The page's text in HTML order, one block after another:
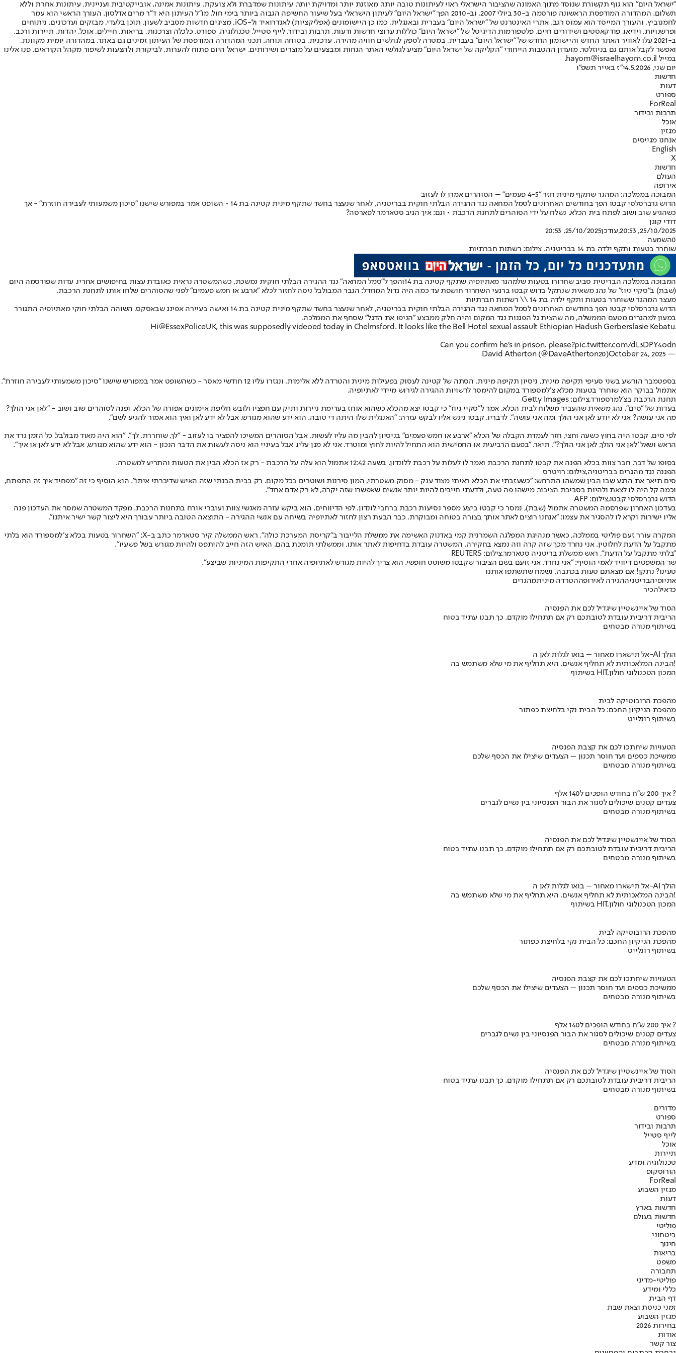
"ישראל היום" הוא גוף תקשורת שנוסד מתוך האמונה שהציבור הישראלי ראוי לעיתונות טובה יותר, מאוזנת יותר ומדויקת יותר. עיתונות שמדברת ולא צועקת. עיתונות אמינה, אובייקטיבית ועניינית. עיתונות אחרת וללא
תשלום. המהדורה המודפסת הראשונה פורסמה ב-30 ביולי 2007, וב-2010 הפך "ישראל היום" לעיתון הישראלי בעל שיעור החשיפה הגבוה ביותר בימי חול. מו"ל העיתון היא ד"ר מרים אדלסון. העורך הראשי הוא עמר
לחמנוביץ, והעורך המייסד הוא עמוס רגב. אתרי האינטרנט של "ישראל היום" בעברית ובאנגלית, כמו כן היישומונים (אפליקציות) לאנדרואיד ול-iOS, מציגים חדשות מסביב לשעון, תוכן בלעדי, מבזקים ועדכונים, ניתוחים
ופרשנויות, וידיאו, פודקאסטים ושידורים חיים. פלטפורמות הדיגיטל של "ישראל היום" כוללות ערוצי חדשות ודעות, תרבות ובידור, לייף סטייל, טכנולוגיה, ספורט, כלכלה וצרכנות, בריאות, חיילים, אוכל, יהדות, תיירות ורכב.
ב-2021 עלו לאוויר האתר החדש והיישומון החדש של "ישראל היום" בעברית, במטרה לספק לגולשים חוויה מהירה, עדכנית, בטוחה ונוחה. תכני המהדורה המודפסת של העיתון זמינים גם באתר, במהדורה יומית מקוונת,
ואפשר לקבל אותם גם בניוזלטר. מועדון ההטבות הייחודי "הקליקה של ישראל היום" מציע לגולשי האתר הנחות ומבצעים על מוצרים ושירותים. ישראל היום פתוח להערות, לביקורת ולהצעות לשיפור מקהל הקוראים. פנו אלינו
במייל hayom@israelhayom.co.il.
יום שני, 4.5.2026
י"ז באייר תשפ"ו
חדשות
דעות
ספורט
ForReal
תרבות ובידור
אוכל
מגזין
אנחנו מגייסים
English
X
חדשות
העולם
אירופה
המבוכה בממלכה: המהגר שתקף מינית חזר "4-5 פעמים" – הסוהרים אמרו לו לעזוב
הדוש גרברסלסי קבטו הפך בחודשים האחרונים לסמל המחאה נגד ההגירה הבלתי חוקית בבריטניה, לאחר שנעצר בחשד שתקף מינית קטינה בת 14 • השופט אמר במפורש שישנו ״סיכון משמעותי לעבירה חוזרת״ - אך
כשהגיע שוב ושוב לפתח בית הכלא, נשלח על ידי הסוהרים לתחנת הרכבת • וגם: איך הגיב סטארמר לפארסה?
דודי קוגן
25/10/2025, 20:53
,עודכן25/10/2025, 20:53
0השמעה
שוחרר בטעות ותקף ילדה בת 14 בבריטניה. צילום: רשתות חברתיות
המבוכה בממלכה הבריטית סביב שחרורו בטעות שלמהגר מאתיופיה שתקף קטינה בת 14
והפך ל״סמל המחאה״ נגד ההגירה הבלתי חוקית נמשכת, כשהמשטרה נראית כאובדת עצות בחיפושים אחריו. עדות שפורסמה היום
(שבת) ב״סקיי ניוז״ של נהג משאית שנתקל בדוש קבטו ברגעי השחרור חושפת עד כמה היה גדול המחדל: הגבר המבולבל ניסה לחזור לכלא ״ארבע או חמש פעמים״ לפני שהסוהרים שלחו אותו לתחנת הרכבת.
מעצר המהגר ששוחרר בטעות ותקף ילדה בת 14 \\ רשתות חברתיות
הדוש גרברסלסי קבטו הפך בחודשים האחרונים לסמל המחאה נגד ההגירה הבלתי חוקית בבריטניה, לאחר שנעצר בחשד שתקף מינית קטינה בת 14 ואישה בעיירה אפינג שבאסקס. השוהה הבלתי חוקי מאתיופיה התגורר
במעון למהגרים מטעם הממשלה, מה שהצית גל הפגנות נגד המקום והיה חלק ממבצע ״הניפו את הדגל״ שסחף את הממלכה.
Hi@EssexPoliceUK, this was supposedly videoed today in Chelmsford. It looks like the Bell Hotel sexual assault Ethiopian Hadush Gerberslasie Kebatu.
Can you confirm he's in prison, please?pic.twitter.com/dL3DPY4odn
— David Atherton (@DaveAtherton20)
October 24, 2025
בספטמבר הורשע בשני סעיפי תקיפה מינית, ניסיון תקיפה מינית, הסתה של קטינה לעסוק בפעילות מינית והטרדה ללא אלימות, ונגזרו עליו 12 חודשי מאסר - כשהשופט אמר במפורש שישנו ״סיכון משמעותי לעבירה חוזרת״.
אתמול בבוקר הוא שוחרר בטעות מכלא צ׳למספורד במקום להימסר לרשויות ההגירה לגירוש מיידי לאתיופיה.
תחנת הרכבת בצ'למרספורד,צילום: Getty Images
בעדות של ״סים״, נהג משאית שהעביר משלוח לבית הכלא, אמר ל״סקיי ניוז״ כי קבטו יצא מהכלא כשהוא אוחז בערימת ניירות ותיק עם חפציו ולובש חליפת אימונים אפורה של הכלא, ופנה לסוהרים שוב ושוב - ״לאן אני הולך?
מה אני עושה? אני לא יודע לאן אני הולך ומה אני עושה״. לדבריו, קבטו ניגש אליו לבקש עזרה: ״האנגלית שלו היתה די טובה. הוא ידע שהוא מגורש, אבל לא ידע לאן ואיך הוא אמור להגיע לשם״.
לפי סים, קבטו היה בחוץ כשעה וחצי, חזר לעמדת הקבלה של הכלא ״ארבע או חמש פעמים״ בניסיון להבין מה עליו לעשות, אבל הסוהרים המשיכו להפציר בו לעזוב - ״לך, שוחררת, לך״. ״הוא היה מאוד מבולבל, כל הזמן גרד את
הראש ושאל 'לאן אני הולך, לאן אני הולך?'״, תיאר. ״בפעם הרביעית או החמישית הוא התחיל להיות לחוץ ומוטרד. אני לא מגן עליו, אבל בעיניי הוא ניסה לעשות את הדבר הנכון - הוא ידע שהוא מגורש, אבל לא ידע לאן או איך״.
בסופו של דבר, חבר צוות בכלא הפנה את קבטו לתחנת הרכבת ואמר לו לעלות על רכבת ללונדון. בשעה 12:42 אתמול הוא עלה על הרכבת - רק אז הכלא הבין את הטעות והתריע למשטרה.
הפגנה נגד מהגרים בבריטניה,צילום: רויטרס
סים תיאר את הרגע שבו הבין שמשהו התרחש: ״כשעזבתי את הכלא ראיתי מצוד ענק - מסוק משטרתי, המון סירנות ושוטרים בכל מקום. רק בבית הבנתי שזה האיש שדיברתי איתו״. הוא הוסיף כי זה ״מפחיד איך זה התפתח,
וכמה קל היה לו לצאת ולהיות בסביבת הציבור. מישהו פה טעה, ולדעתי חייבים להיות יותר אנשים שאפשרו שזה יקרה, לא רק אדם אחד״.
הדוש גרברסלסי קבטו,צילום: AFP
בעדכון האחרון שפרסמה המשטרה אתמול (שבת), נמסר כי קבטו ביצע מספר נסיעות רכבת ברחבי לונדון. לפי הדיווחים, הוא ביקש עזרה מאנשי צוות ועוברי אורח בתחנות הרכבת. מפקד המשטרה שמסר את העדכון פנה
אליו ישירות וקרא לו להסגיר את עצמו: ״אנחנו רוצים לאתר אותך בצורה בטוחה ומבוקרת. כבר הבעת רצון לחזור לאתיופיה בשיחה עם אנשי ההגירה - התוצאה הטובה ביותר עבורך היא ליצור קשר ישיר איתנו״.
המקרה עורר זעם פוליטי בממלכה, כאשר מנהיגת המפלגה השמרנית קמי באדנוק האשימה את ממשלת הלייבור ב״קריסת המערכת כולה״. ראש הממשלה קיר סטארמר כתב ב-X: ״השחרור בטעות בכלא צ׳למספורד הוא בלתי
מתקבל על הדעת לחלוטין. אני נחרד מכך שזה קרה וזה נמצא בחקירה. המשטרה עובדת בדחיפות לאתר אותו, וממשלתי תומכת בהם. האיש הזה חייב להיתפס ולהיות מגורש בשל פשעיו".
"בלתי מתקבל על הדעת", ראש ממשלת בריטניה סטארמר,צילום: REUTERS
שר המשפטים דיוויד לאמי הוסיף: ״אני נחרד, אני זועם בשם הציבור שקבטו משוטט חופשי. הוא צריך להיות מגורש לאתיופיה אחרי התקיפות המיניות שביצע״.
טעינו? נתקן! אם מצאתם טעות בכתבה, נשמח שתשתפו אותנו
אתיופיהבריטניההגירה לאירופההטרדה מיניתמהגרים
כדאילהכיר
הסוד של איינשטיין שיגדיל לכם את הפנסיה
הריבית דריבית עובדת לטובתכם רק אם תתחילו מוקדם. כך תבנו עתיד בטוח
בשיתוף מנורה מבטחים
אל תישארו מאחור – בואו לגלות לאן ה-AI הולך
הבינה המלאכותית לא תחליף אנשים, היא תחליף את מי שלא משתמש בה!
בשיתוף HIT,המכון הטכנולוגי חולון
מהפכת הרובוטיקה לבית
מהפכת הניקיון החכם: כל הבית נקי בלחיצת כפתור
בשיתוף רונלייט
הטעויות שיחתכו לכם את קצבת הפנסיה
ממשיכת כספים ועד חוסר תכנון – הצעדים שיצילו את הכסף שלכם
בשיתוף מנורה מבטחים
איך 200 ש"ח בחודש הופכים ל140 אלף ?
צעדים קטנים שיכולים לסגור את הבור הפנסיוני בין נשים לגברים
בשיתוף מנורה מבטחים
הסוד של איינשטיין שיגדיל לכם את הפנסיה
הריבית דריבית עובדת לטובתכם רק אם תתחילו מוקדם. כך תבנו עתיד בטוח
בשיתוף מנורה מבטחים
אל תישארו מאחור – בואו לגלות לאן ה-AI הולך
הבינה המלאכותית לא תחליף אנשים, היא תחליף את מי שלא משתמש בה!
בשיתוף HIT,המכון הטכנולוגי חולון
מהפכת הרובוטיקה לבית
מהפכת הניקיון החכם: כל הבית נקי בלחיצת כפתור
בשיתוף רונלייט
הטעויות שיחתכו לכם את קצבת הפנסיה
ממשיכת כספים ועד חוסר תכנון – הצעדים שיצילו את הכסף שלכם
בשיתוף מנורה מבטחים
איך 200 ש"ח בחודש הופכים ל140 אלף ?
צעדים קטנים שיכולים לסגור את הבור הפנסיוני בין נשים לגברים
בשיתוף מנורה מבטחים
הסוד של איינשטיין שיגדיל לכם את הפנסיה
הריבית דריבית עובדת לטובתכם רק אם תתחילו מוקדם. כך תבנו עתיד בטוח
בשיתוף מנורה מבטחים
מדורים
ספורט
תרבות ובידור
לייף סטייל
אוכל
תיירות
טכנולוגיה ומדע
הורוסקופ
ForReal
מגזין השבוע
דעות
חדשות בארץ
חדשות בעולם
פוליטי
ביטחוני
חינוך
בריאות
משפט
תחבורה
פוליטי-מדיני
כללי ומידע
דף הבית
זמני כניסת וצאת שבת
מגזין השבוע
בחירות 2026
אודות
צור קשר